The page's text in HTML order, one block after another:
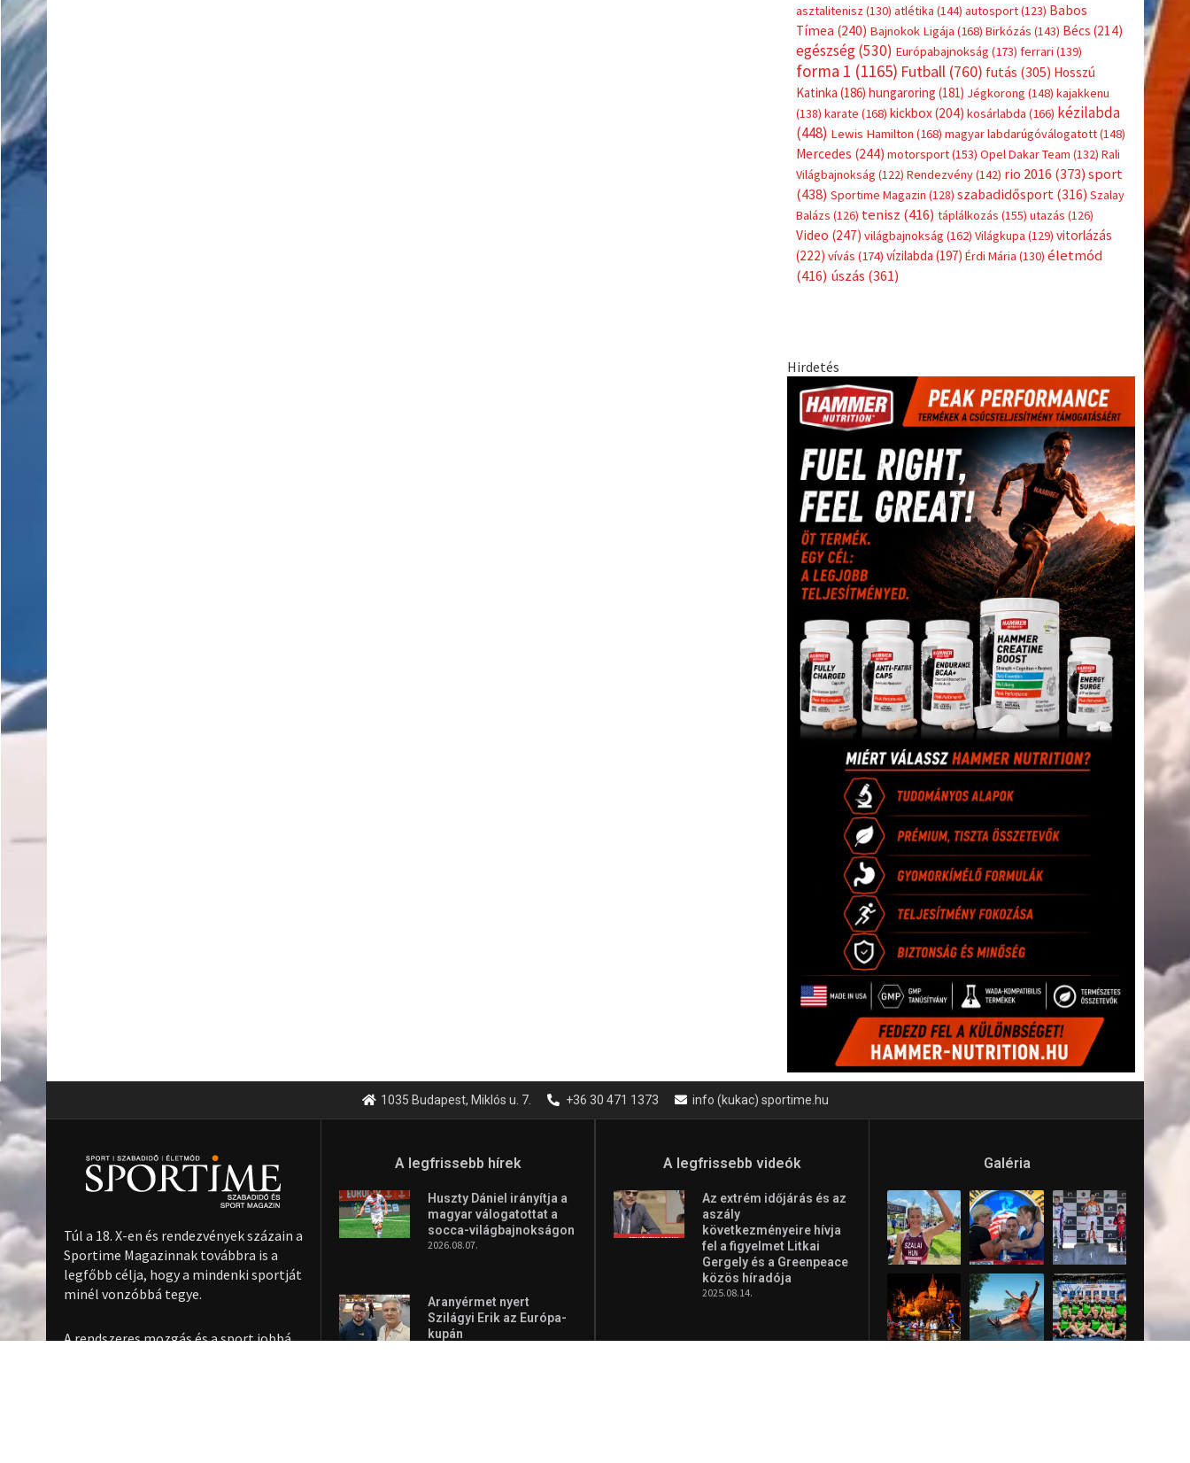
asztalitenisz (130) atlétika (144) autosport(123) Babos
Tímea (240) Bajnokok Ligája (168) Birkózás (143) Bécs (214)
egészség(530) Európabajnokság (173) ferrari (139)
forma 1 (1165) Futball (760) futás (305) Hosszú
Katinka (186) hungaroring (181) Jégkorong (148) kajakkenu
(138) karate (168) kickbox(204) kosárlabda (166) kézilabda
(448) Lewis Hamilton (168) magyar labdarúgóválogatott(148)
Mercedes (244) motorsport(153) Opel Dakar Team (132) Rali
Világbajnokság (122) Rendezvény(142) rio 2016 (373) sport
(438) Sportime Magazin (128) szabadidősport (316) Szalay
Balázs (126) tenisz (416) táplálkozás (155) utazás (126)
Video (247) világbajnokság (162) Világkupa (129) vitorlázás
(222) vívás (174) vízilabda (197) Érdi Mária (130) életmód
(416) úszás (361)
Hirdetés
1035 Budapest, Miklós u. 7. +36 30 471 1373 info (kukac) sportime.hu
Túl a 18. X-en és rendezvények százain a
Sportime Magazinnak továbbra is a
legfőbb célja, hogy a mindenki sportját
minél vonzóbbá tegye.
A rendszeres mozgás és a sport jobbá
A legfrissebb hírek
Huszty Dániel irányítja a
magyar válogatottat a
socca-világbajnokságon
2026.08.07.
Aranyérmet nyert
Szilágyi Erik az Európa-
kupán
A legfrissebb videók
Az extrém időjárás és az
aszály
következményeire hívja
fel a figyelmet Litkai
Gergely és a Greenpeace
közös híradója
2025.08.14.
Galéria